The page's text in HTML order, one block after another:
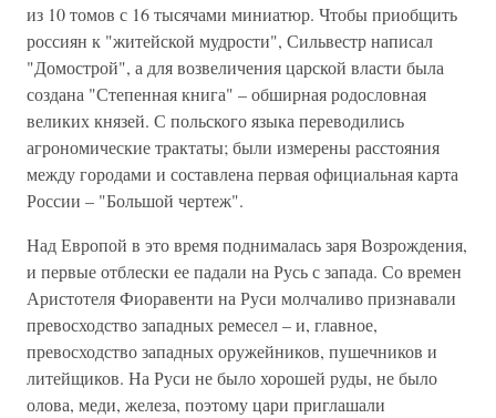
из 10 томов с 16 тысячами миниатюр. Чтобы приобщить
россиян к "житейской мудрости", Сильвестр написал
"Домострой", а для возвеличения царской власти была
создана "Степенная книга" – обширная родословная
великих князей. С польского языка переводились
агрономические трактаты; были измерены расстояния
между городами и составлена первая официальная карта
России – "Большой чертеж".
Над Европой в это время поднималась заря Возрождения,
и первые отблески ее падали на Русь с запада. Со времен
Аристотеля Фиоравенти на Руси молчаливо признавали
превосходство западных ремесел – и, главное,
превосходство западных оружейников, пушечников и
литейщиков. На Руси не было хорошей руды, не было
олова, меди, железа, поэтому цари приглашали